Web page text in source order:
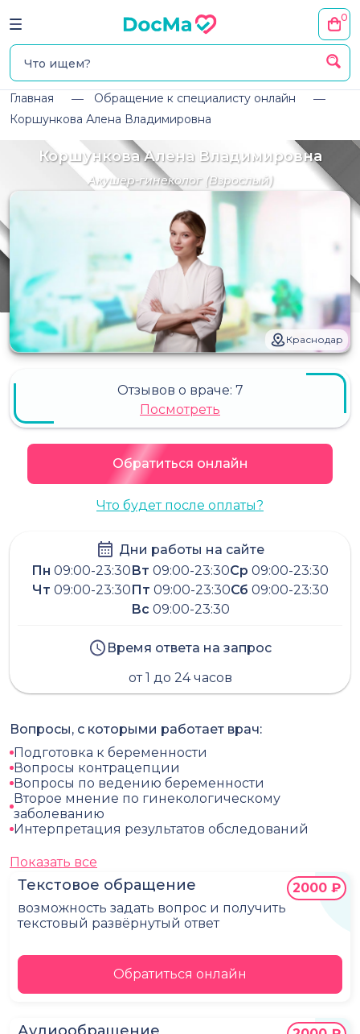
0
Главная
Обращение к специалисту онлайн
Коршункова Алена Владимировна
Коршункова Алена Владимировна
Акушер-гинеколог(Взрослый)
Краснодар
Отзывов о враче: 7
Посмотреть
Обратиться онлайн
Что будет после оплаты?
Дни работы на сайте
Пн 09:00-23:30 Вт 09:00-23:30Ср 09:00-23:30
Чт 09:00-23:30 Пт 09:00-23:30Сб 09:00-23:30
Вс 09:00-23:30
Время ответа на запрос
от 1 до 24 часов
Текстовое обращение
возможность задать вопрос и получить
текстовый развёрнутый ответ
2000 ₽
Обратиться онлайн
Вопросы, с которыми работает врач:
Подготовка к беременности
Вопросы контрацепции
Вопросы по ведению беременности
Второе мнение по гинекологическому
заболеванию
Интерпретация результатов обследований
Показать все